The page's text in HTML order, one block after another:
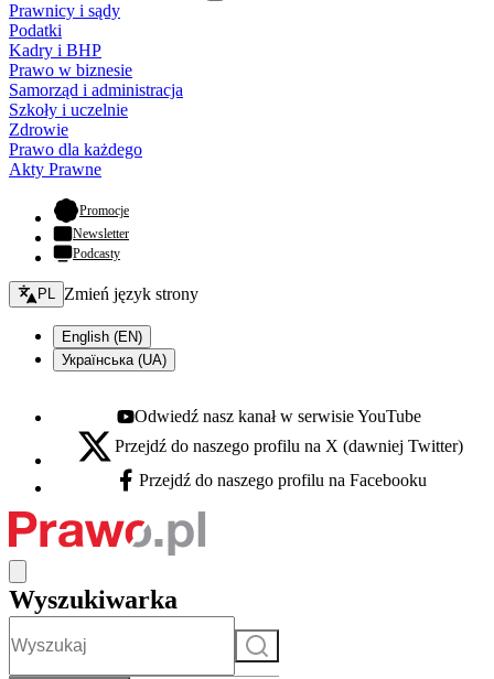
Prawnicy i sądy
Podatki
Kadry i BHP
Prawo w biznesie
Samorząd i administracja
Szkoły i uczelnie
Zdrowie
Prawo dla każdego
Akty Prawne
Promocje- otwiera się w nowej karcie
Newsletter
Podcasty
Zmień język - bieżący:
PL Zmień język strony
English (EN)
Українська (UA)
Youtube - otwiera się w nowej karcie
Odwiedź nasz kanał w serwisie YouTube
X - otwiera się w nowej karcie
Przejdź do naszego profilu na X (dawniej Twitter)
Facebook - otwiera się w nowej karcie
Przejdź do naszego profilu na Facebooku
Wyszukiwarka
Szukaj